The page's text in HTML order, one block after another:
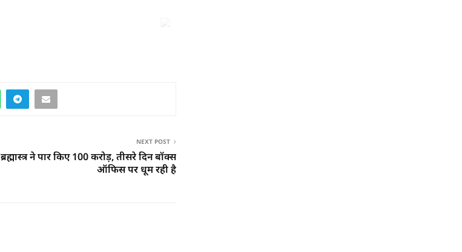
NEXT POST
ब्रह्मास्त्र ने पार किए 100 करोड़, तीसरे दिन बॉक्स
ऑफिस पर धूम रही है